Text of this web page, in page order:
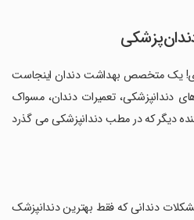
ای! یک متخصص بهداشت دندان اینجاست
دندانپزشکی، تعمیرات دندان، مسواک
دیگر که در مطب دندانپزشکی می گذرد
دندانی که فقط بهترین دندانپزشک